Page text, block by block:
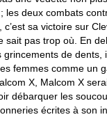
les deux combats
sa victoire sur
pas trop où. En
de dents,
femmes comme un
X, Malcom X
débarquer les
écrites à son